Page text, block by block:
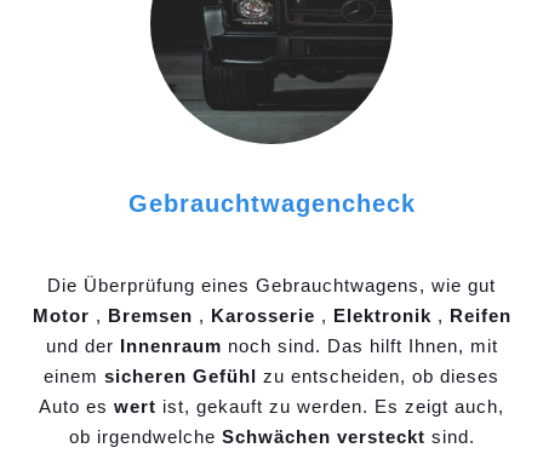
Gebrauchtwagencheck
Die Überprüfung eines Gebrauchtwagens, wie gut
Motor , Bremsen , Karosserie , Elektronik , Reifen
und der Innenraum noch sind. Das hilft Ihnen, mit
einem sicheren Gefühl zu entscheiden, ob dieses
Auto es wert ist, gekauft zu werden. Es zeigt auch,
ob irgendwelche Schwächen versteckt sind.